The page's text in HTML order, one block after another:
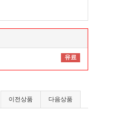
유료
다음상품
이전상품